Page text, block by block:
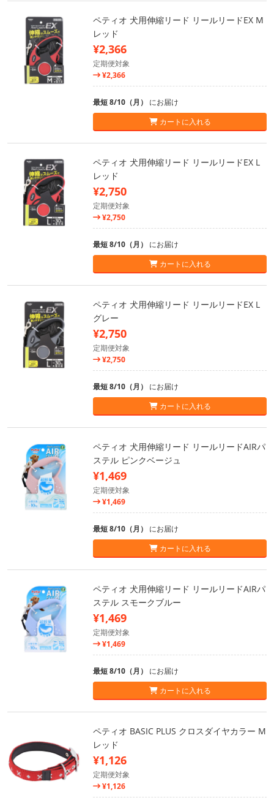
ペティオ 犬用伸縮リード リールリードEX M
レッド
¥2,366
定期便対象
¥2,366
最短 8/10（月） にお届け
カートに入れる
ペティオ 犬用伸縮リード リールリードEX L
レッド
¥2,750
定期便対象
¥2,750
最短 8/10（月） にお届け
カートに入れる
ペティオ 犬用伸縮リード リールリードEX L
グレー
¥2,750
定期便対象
¥2,750
最短 8/10（月） にお届け
カートに入れる
ペティオ 犬用伸縮リード リールリードAIRパ
ステル ピンクベージュ
¥1,469
定期便対象
¥1,469
最短 8/10（月） にお届け
カートに入れる
ペティオ 犬用伸縮リード リールリードAIRパ
ステル スモークブルー
¥1,469
定期便対象
¥1,469
最短 8/10（月） にお届け
カートに入れる
ペティオ BASIC PLUS クロスダイヤカラー M
レッド
¥1,126
定期便対象
¥1,126